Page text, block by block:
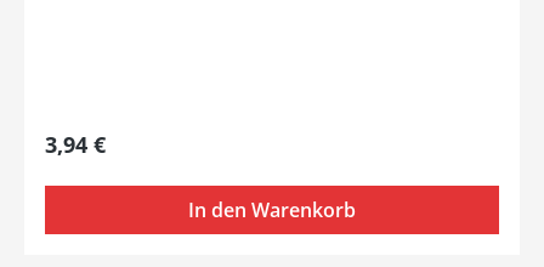
Regulärer Preis:
3,94 €
In den Warenkorb